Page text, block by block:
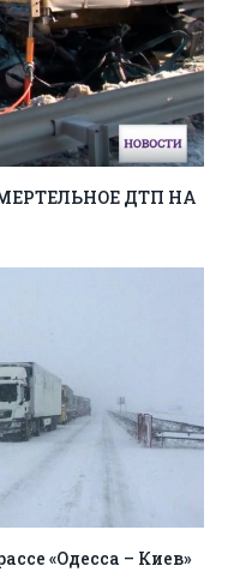
ДТП НА
«Одесса – Киев»